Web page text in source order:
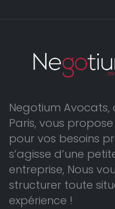
Negotium
Paris, vous
pour vos besoins
s’agisse d’une
entreprise, Nous
structurer toute
expérience !